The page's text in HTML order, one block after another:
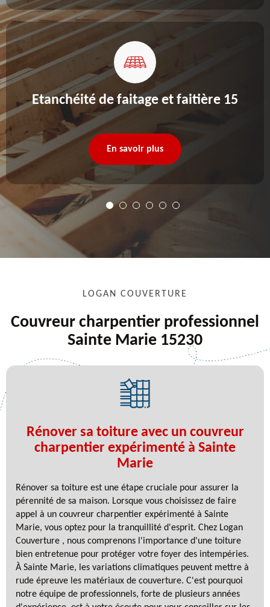
Etanchéité de faitage et faitière 15
En savoir plus
LOGAN COUVERTURE
Couvreur charpentier professionnel
Sainte Marie 15230
Rénover sa toiture avec un couvreur
charpentier expérimenté à Sainte
Marie
Rénover sa toiture est une étape cruciale pour assurer la
pérennité de sa maison. Lorsque vous choisissez de faire
appel à un couvreur charpentier expérimenté à Sainte
Marie, vous optez pour la tranquillité d'esprit. Chez Logan
Couverture , nous comprenons l'importance d'une toiture
bien entretenue pour protéger votre foyer des intempéries.
À Sainte Marie, les variations climatiques peuvent mettre à
rude épreuve les matériaux de couverture. C'est pourquoi
notre équipe de professionnels, forte de plusieurs années